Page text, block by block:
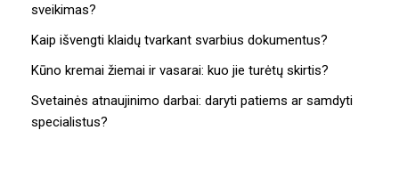
sveikimas?
Kaip išvengti klaidų tvarkant svarbius dokumentus?
Kūno kremai žiemai ir vasarai: kuo jie turėtų skirtis?
Svetainės atnaujinimo darbai: daryti patiems ar samdyti
specialistus?